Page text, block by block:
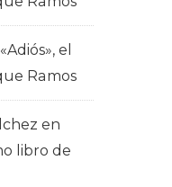
el
Ramos
en
libro de